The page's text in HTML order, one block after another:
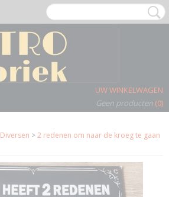
UW WINKELWAGEN
Geen producten (0)
Diversen >2 redenen om naar de kroeg te gaan